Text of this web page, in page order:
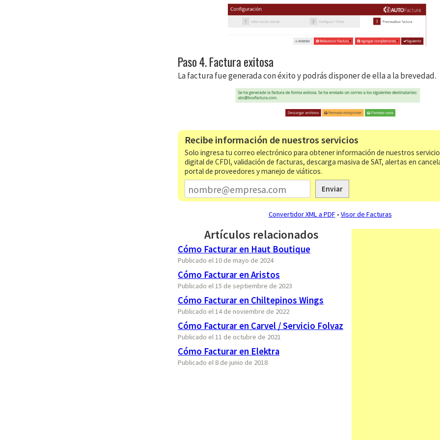
Paso 4. Factura exitosa
La factura fue generada con éxito y podrás disponer de ella a la brevedad.
Recibe información de nuestros servicios
Solo ingresa tu correo electrónico para obtener información de nuestros
digital de CFDI, validación de facturas, descarga masiva de SAT, alertas en
portal de proveedores y manejo de viáticos.
Enviar
Convertidor XML a PDF• Visor de Facturas
Artículos relacionados
Cómo Facturar en Haut Boutique
Publicado el 10 de mayo de 2024
Cómo Facturar en Aristos
Publicado el 15 de septiembre de 2023
Cómo Facturar en Chiltepinos Wings
Publicado el 14 de noviembre de 2022
Cómo Facturar en Carvel / Servicio Folvaz
Publicado el 11 de octubre de 2021
Cómo Facturar en Elektra
Publicado el 8 de junio de 2018